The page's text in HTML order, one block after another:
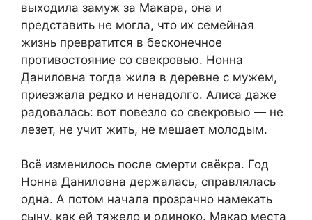
выходила замуж за Макара, она и
представить не могла, что их семейная
жизнь превратится в бесконечное
противостояние со свекровью. Нонна
Даниловна тогда жила в деревне с мужем,
приезжала редко и ненадолго. Алиса даже
радовалась: вот повезло со свекровью — не
лезет, не учит жить, не мешает молодым.
Всё изменилось после смерти свёкра. Год
Нонна Даниловна держалась, справлялась
одна. А потом начала прозрачно намекать
сыну, как ей тяжело и одиноко. Макар места